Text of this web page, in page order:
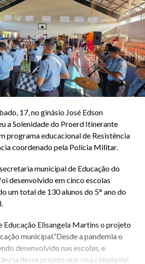
17, no ginásio José Edson
a Solenidade do Proerd Itinerante
programa educacional de Resistência
coordenado pela Polícia Militar.
municipal de Educação do
desenvolvido em cinco escolas
um total de 130 alunos do 5° ano do
Educação Elisangela Martins o projeto
municipal.”Desde a pandemia o
desenvolvido nas escolas, e
desse projeto que visa cidadania!